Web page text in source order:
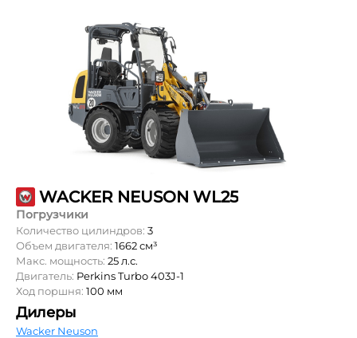
WACKER NEUSON WL25
Погрузчики
Количество цилиндров: 3
Объем двигателя: 1662 см³
Макс. мощность: 25 л.с.
Двигатель: Perkins Turbo 403J-1
Ход поршня: 100 мм
Дилеры
Wacker Neuson